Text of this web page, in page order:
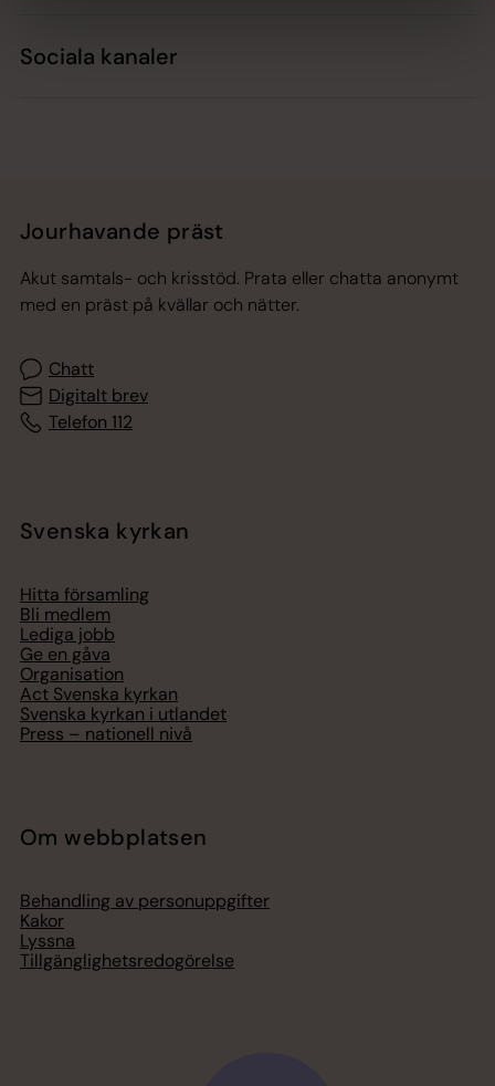
Sociala kanaler
Jourhavande präst
Akut samtals- och krisstöd. Prata eller chatta anonymt
med en präst på kvällar och nätter.
Chatt
Digitalt brev
Telefon 112
Svenska kyrkan
Hitta församling
Bli medlem
Lediga jobb
Ge en gåva
Organisation
Act Svenska kyrkan
Svenska kyrkan i utlandet
Press – nationell nivå
Om webbplatsen
Behandling av personuppgifter
Kakor
Lyssna
Tillgänglighetsredogörelse